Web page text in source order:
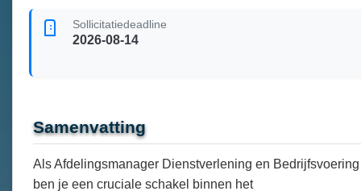
Sollicitatiedeadline
2026-08-14
Samenvatting
Als Afdelingsmanager Dienstverlening en Bedrijfsvoering
ben je een cruciale schakel binnen het